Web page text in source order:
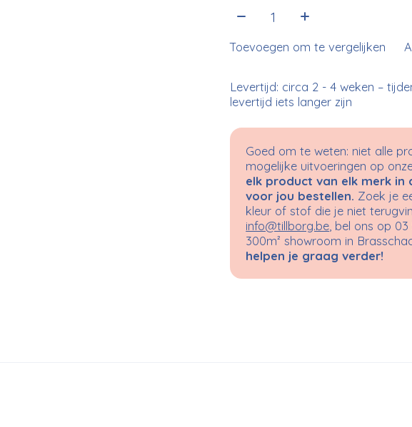
Aantal:
Toevoegen om te vergelijken
Levertijd: circa 2 - 4 weken –
levertijd iets langer zijn
Goed om te weten: niet alle
mogelijke uitvoeringen op
elk product van elk merk in
voor jou bestellen. Zoek je
kleur of stof die je niet
info@tillborg.be , bel ons op
300m² showroom in
helpen je graag verder!